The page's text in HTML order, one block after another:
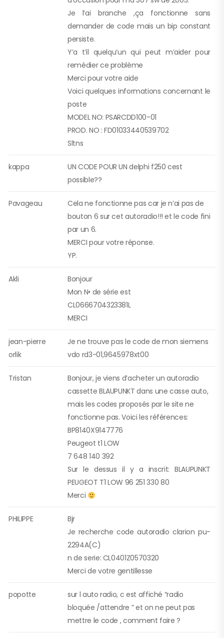
Je l’ai branche ,ça fonctionne sans
demander de code mais un bip constant
persiste.
Y’a t’il quelqu’un qui peut m’aider pour
remédier ce problème
Merci pour votre aide
Voici quelques informations concernant le
poste
MODEL NO: PSARCDD100-01
PROD. NO : FD01033440539702
Sltns
kappa
UN CODE POUR UN delphi f250 cest
possible??
Pavageau
Cela ne fonctionne pas car je n’ai pas de
bouton 6 sur cet autoradio!!! et le code fini
par un 6.
MERCI pour votre réponse.
YP.
Akli
Bonjour
Mon N• de série est
CL0666704323381L
MERCI
jean-pierre
orlik
Je ne trouve pas le code de mon siemens
vdo rd3-01,9645978xt00
Tristan
Bonjour, je viens d’acheter un autoradio
cassette BLAUPUNKT dans une casse auto,
mais les codes proposés par le site ne
fonctionne pas. Voici les références:
BP8140X9147776
Peugeot t1 LOW
7 648 140 392
Sur le dessus il y a inscrit: BLAUPUNKT
PEUGEOT T1 LOW 96 251 330 80
Merci
PHILIPPE
Bjr
Je recherche code autoradio clarion pu-
2294A(C)
n de serie: CL0401Z0570320
Merci de votre gentillesse
popotte
sur l auto radio, c est affiché “radio
bloquée /attendre ” et on ne peut pas
mettre le code , comment faire ?